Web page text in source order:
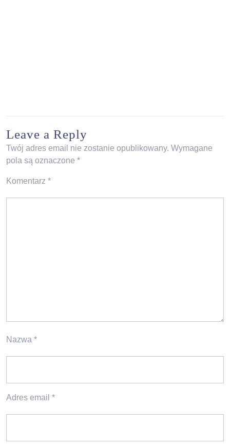
Leave a Reply
Twój adres email nie zostanie opublikowany. Wymagane
pola są oznaczone *
Komentarz *
Nazwa *
Adres email *